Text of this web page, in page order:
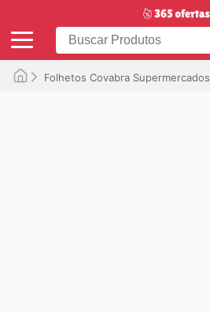
Folhetos Covabra Supermercados